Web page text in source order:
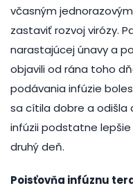
včasným
zastaviť rozvoj virózy.
narastajúcej únavy a
objavili od rána toho
podávania infúzie
sa cítila dobre a odišla
infúzii podstatne
druhý deň.
Poisťovňa infúznu